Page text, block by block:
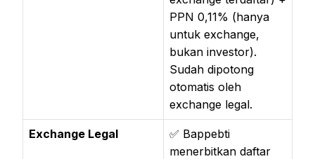
PPN 0,11% (hanya
untuk exchange,
bukan investor).
Sudah dipotong
otomatis oleh
exchange legal.
Exchange Legal
✅ Bappebti
menerbitkan daftar